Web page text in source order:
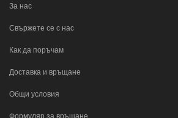
За нас
Свържете се с нас
Как да поръчам
Доставка и връщане
Общи условия
Формуляр за връщане